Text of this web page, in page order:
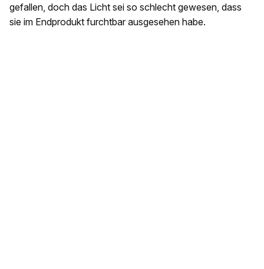
gefallen, doch das Licht sei so schlecht gewesen, dass
sie im Endprodukt furchtbar ausgesehen habe.